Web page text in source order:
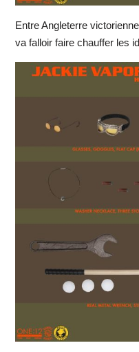
Entre Angleterre
va falloir faire chauffer les